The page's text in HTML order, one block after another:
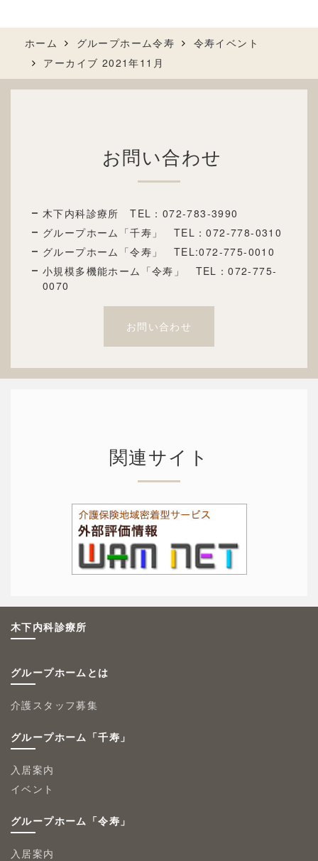
ホーム グループホーム令寿
令寿イベント
アーカイブ 2021年11月
お問い合わせ
木下内科診療所 TEL： 072-783-3990
グループホーム「千寿」 TEL：072-778-0310
グループホーム「令寿」 TEL:072-775-0010
小規模多機能ホーム「令寿」 TEL：072-775-
0070
お問い合わせ
関連サイト
木下内科診療所
グループホームとは
介護スタッフ募集
グループホーム「千寿」
入居案内
イベント
グループホーム「令寿」
入居案内